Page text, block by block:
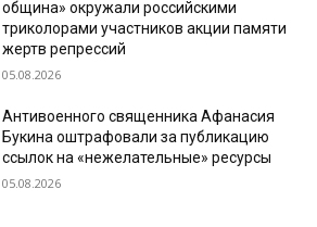
община» окружали российскими
триколорами участников акции памяти
жертв репрессий
05.08.2026
Антивоенного священника Афанасия
Букина оштрафовали за публикацию
ссылок на «нежелательные» ресурсы
05.08.2026